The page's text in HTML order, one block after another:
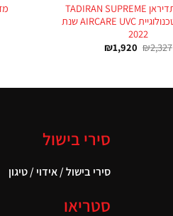
מזגן עילי תדיראן TADIRAN SUPREME
INV 140 בטכנולוגיית AIRCARE UVC שנת
2022
₪2,327
₪1,920
סירי בישול
סירי בישול / אידוי / טיגון
סטריאו